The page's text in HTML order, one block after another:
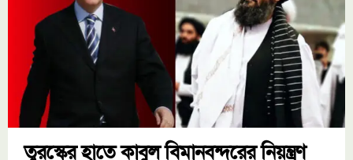
তুরস্কের হাতে কাবুল বিমানবন্দরের নিয়ন্ত্রণ